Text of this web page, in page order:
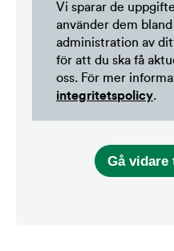
Vi sparar de
använder dem
administration av
för att du ska få
oss. För mer
integritetspolicy.